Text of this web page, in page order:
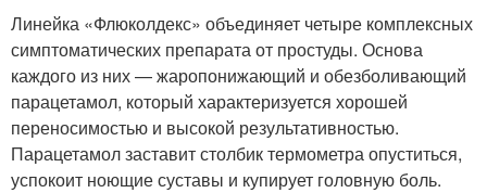
Линейка «Флюколдекс» объединяет четыре комплексных
симптоматических препарата от простуды. Основа
каждого из них — жаропонижающий и обезболивающий
парацетамол, который характеризуется хорошей
переносимостью и высокой результативностью.
Парацетамол заставит столбик термометра опуститься,
успокоит ноющие суставы и купирует головную боль.